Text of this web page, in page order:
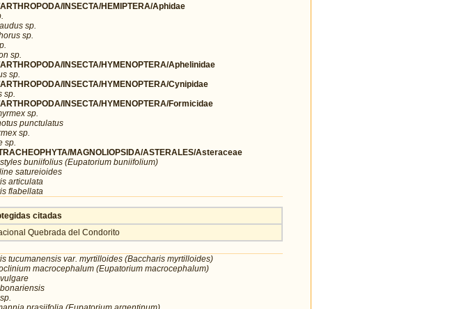
INSECTA/HEMIPTERA/Aphidae
sp.
sp.
sp.
INSECTA/HYMENOPTERA/Aphelinidae
sp.
INSECTA/HYMENOPTERA/Cynipidae
sp.
INSECTA/HYMENOPTERA/Formicidae
sp.
punctulatus
sp.
sp.
MAGNOLIOPSIDA/ASTERALES/Asteraceae
buniifolius (Eupatorium buniifolium)
satureioides
articulata
flabellata
citadas
Quebrada del Condorito
tucumanensis var. myrtilloides (Baccharis myrtilloides)
macrocephalum (Eupatorium macrocephalum)